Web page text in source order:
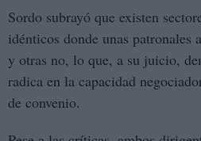
Sordo subrayó que existen
idénticos donde unas patronales
y otras no, lo que, a su juicio,
radica en la capacidad
de convenio.